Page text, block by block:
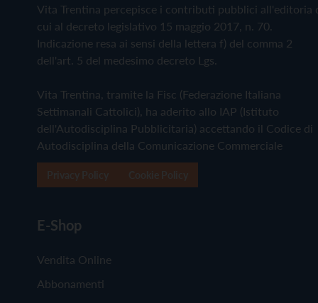
Vita Trentina percepisce i contributi pubblici all'editoria
cui al decreto legislativo 15 maggio 2017, n. 70.
Indicazione resa ai sensi della lettera f) del comma 2
dell'art. 5 del medesimo decreto Lgs.
Vita Trentina, tramite la Fisc (Federazione Italiana
Settimanali Cattolici), ha aderito allo IAP (Istituto
dell'Autodisciplina Pubblicitaria) accettando il Codice di
Autodisciplina della Comunicazione Commerciale
E-Shop
Vendita Online
Abbonamenti